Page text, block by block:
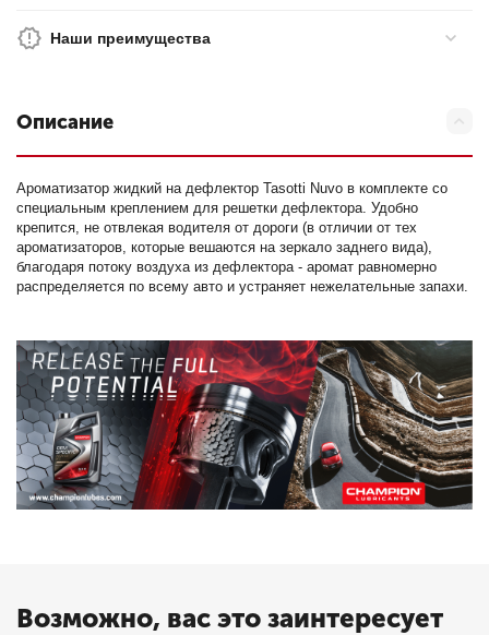
Наши преимущества
Описание
Ароматизатор жидкий на дефлектор Tasotti Nuvo в комплекте со
специальным креплением для решетки дефлектора. Удобно
крепится, не отвлекая водителя от дороги (в отличии от тех
ароматизаторов, которые вешаются на зеркало заднего вида),
благодаря потоку воздуха из дефлектора - аромат равномерно
распределяется по всему авто и устраняет нежелательные запахи.
Возможно, вас это заинтересует